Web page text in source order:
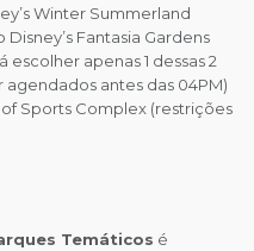
Winter Summerland
Fantasia Gardens
escolher apenas 1 dessas 2
antes das 04PM)
of Sports Complex (restrições
Temáticos é